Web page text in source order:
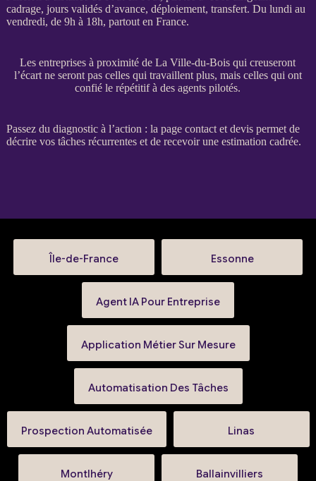
cadrage, jours validés d’avance, déploiement, transfert. Du lundi au
vendredi, de 9h à 18h, partout en France.
Les entreprises à proximité de La Ville-du-Bois qui creuseront
l’écart ne seront pas celles qui travaillent plus, mais celles qui ont
confié le répétitif à des agents pilotés.
Passez du diagnostic à l’action : la page contact et devispermet de
décrire vos tâches récurrentes et de recevoir une estimation cadrée.
Île-de-France Essonne
Agent IA Pour Entreprise
Application Métier Sur Mesure
Automatisation Des Tâches
Prospection Automatisée Linas
Montlhéry Ballainvilliers